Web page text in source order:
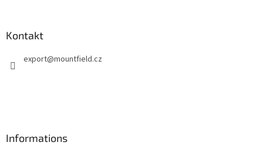
Kontakt
export@mountfield.cz
Informations